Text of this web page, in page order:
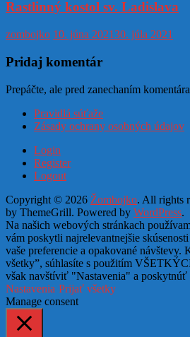
Rastlinný kostol sv. Ladislava
zombojko 10. júna 202130. júla 2021
Pridaj komentár
Prepáčte, ale pred zanechaním
Pravidlá súťaže
Zásady ochrany osobných údajov
Login
Register
Logout
Copyright © 2026 Žombojko. All rights
by ThemeGrill. Powered by WordPress.
Na našich webových stránkach
vám poskytli najrelevantnejšie
vaše preferencie a opakované
všetky”, súhlasíte s použitím
však navštíviť "Nastavenia" a poskytnúť
Nastavenia Prijať všetky
Manage consent